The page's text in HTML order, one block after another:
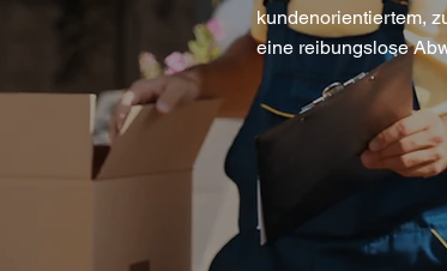
kundenorientiertem,
eine reibungslose